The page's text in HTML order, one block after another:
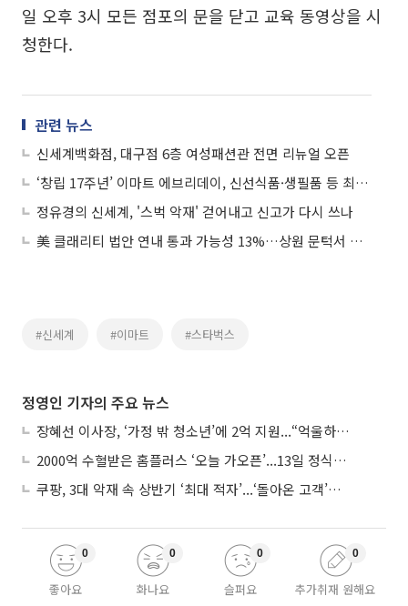
일 오후 3시 모든 점포의 문을 닫고 교육 동영상을 시
청한다.
관련 뉴스
신세계백화점, 대구점 6층 여성패션관 전면 리뉴얼 오픈
‘창립 17주년’ 이마트 에브리데이, 신선식품·생필품 등 최대 50% 할인
정유경의 신세계, '스벅 악재' 걷어내고 신고가 다시 쓰나
美 클래리티 법안 연내 통과 가능성 13%…상원 문턱서 제동
#신세계 #이마트 #스타벅스
정영인 기자의 주요 뉴스
장혜선 이사장, ‘가정 밖 청소년’에 2억 지원...“억울하고 아파도 단단해지길”
2000억 수혈받은 홈플러스 ‘오늘 가오픈’...13일 정식 개장 시험대
쿠팡, 3대 악재 속 상반기 ‘최대 적자’...‘돌아온 고객’에 수익성 반등 주목
좋아요
0
화나요
0
슬퍼요
0
추가취재 원해요
0